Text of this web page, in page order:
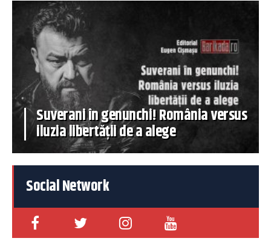
Suverani în genunchi! România versus
iluzia libertății de a alege
Social Network